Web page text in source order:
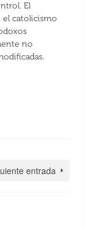
El
el catolicismo
no
entrada